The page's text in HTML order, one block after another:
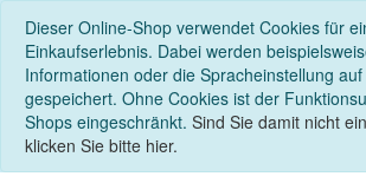
Dieser Online-Shop verwendet Cookies für
Einkaufserlebnis. Dabei werden
Informationen oder die Spracheinstellung
gespeichert. Ohne Cookies ist der
Shops eingeschränkt. Sind Sie damit nicht
klicken Sie bitte hier.